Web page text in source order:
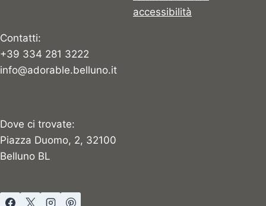
accessibilità
Contatti:
+39 334 281 3222
info@adorable.belluno.it
Dove ci trovate:
Piazza Duomo, 2, 32100
Belluno BL